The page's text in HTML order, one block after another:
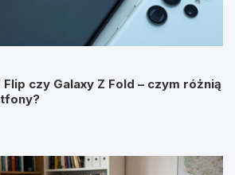
Flip czy Galaxy Z Fold – czym różnią